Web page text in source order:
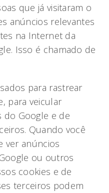
que já visitaram o
anúncios relevantes
na Internet da
Isso é chamado de
para rastrear
para veicular
do Google e de
Quando você
ver anúncios
ou outros
cookies e de
terceiros podem